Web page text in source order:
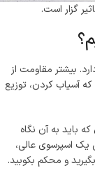
گزار است.
بیشتر مقاومت از
آسیاب کردن، توزیع
باید به آن نگاه
یک اسپرسوی عالی،
و محکم بکوبید.